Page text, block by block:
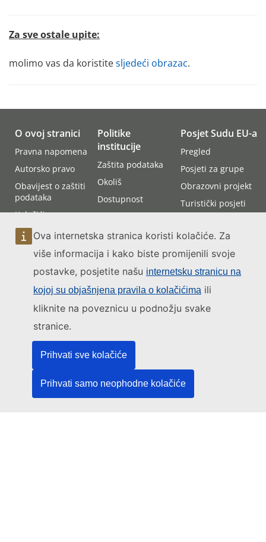
Ova internetska stranica koristi kolačiće. Za
više informacija i kako biste promijenili svoje
postavke, posjetite našu internetsku stranicu na
kojoj su objašnjena pravila o kolačićima ili
kliknite na poveznicu u podnožju svake
stranice.
Prihvati sve kolačiće
Prihvati samo neophodne kolačiće
Za sve ostale upite:
molimo vas da koristitesljedeći obrazac.
O ovoj stranici
Pravna napomena
Autorsko pravo
Obavijest o zaštiti
podataka
Kolačići
Jezična politika
stranice
Dostupnost
stranice
Pregled stranice
Politike
institucije
Zaštita podataka
Okoliš
Dostupnost
Umjetna
Posjet Sudu EU-a
Pregled
Posjeti za grupe
Obrazovni projekt
Turistički posjeti
umjetničkih djela
Kako doći do Suda
Prisustvovanje
raspravama
Kontakt